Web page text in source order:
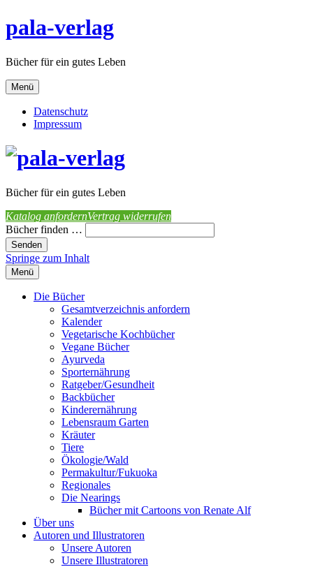
pala-verlag
Bücher für ein gutes Leben
Menü
Datenschutz
Impressum
Bücher für ein gutes Leben
Katalog anfordernVertrag widerrufen
Bücher finden …
Springe zum Inhalt
Menü
Die Bücher
Gesamtverzeichnis anfordern
Kalender
Vegetarische Kochbücher
Vegane Bücher
Ayurveda
Sporternährung
Ratgeber/Gesundheit
Backbücher
Kinderernährung
Lebensraum Garten
Kräuter
Tiere
Ökologie/Wald
Permakultur/Fukuoka
Regionales
Die Nearings
Bücher mit Cartoons von Renate Alf
Über uns
Autoren und Illustratoren
Unsere Autoren
Unsere Illustratoren